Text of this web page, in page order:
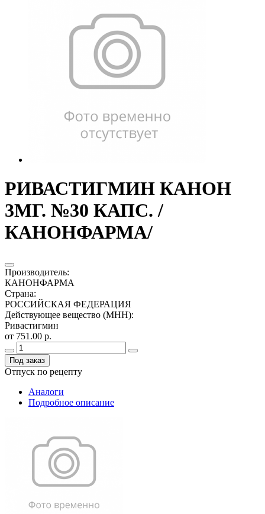
РИВАСТИГМИН КАНОН
3МГ. №30 КАПС. /
КАНОНФАРМА/
Производитель:
КАНОНФАРМА
Страна:
РОССИЙСКАЯ ФЕДЕРАЦИЯ
Действующее вещество (МНН):
Ривастигмин
от 751.00 р.
Под заказ
Отпуск по рецепту
Аналоги
Подробное описание